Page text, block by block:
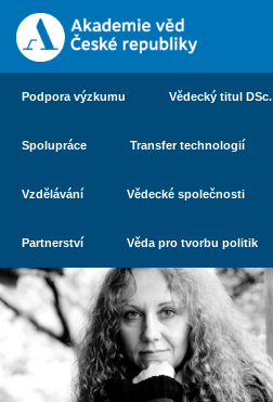
Podpora výzkumu Vědecký titul DSc.
Spolupráce Transfer technologií
Vzdělávání Vědecké společnosti
Partnerství Věda pro tvorbu politik